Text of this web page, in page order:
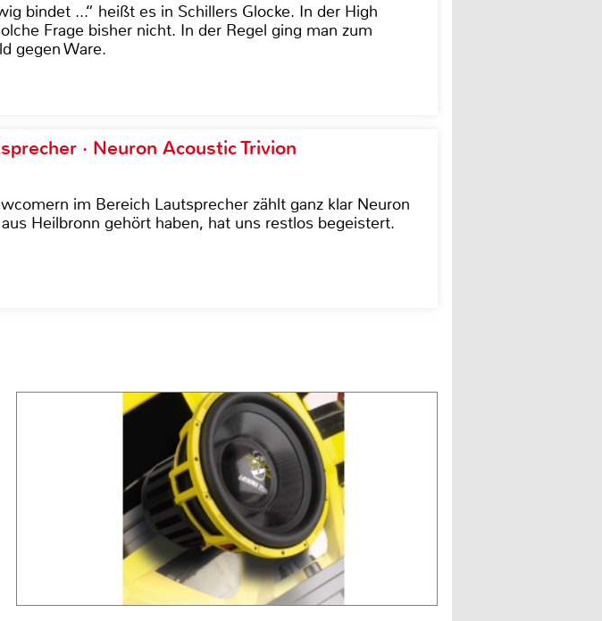
bindet ...“ heißt es in Schillers Glocke. In der High
Frage bisher nicht. In der Regel ging man zum
gegen Ware.
· Neuron Acoustic Trivion
im Bereich Lautsprecher zählt ganz klar Neuron
Heilbronn gehört haben, hat uns restlos begeistert.